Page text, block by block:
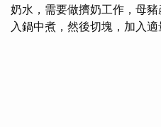
奶水，需要做擠奶工作，母
入鍋中煮，然後切塊，加入適